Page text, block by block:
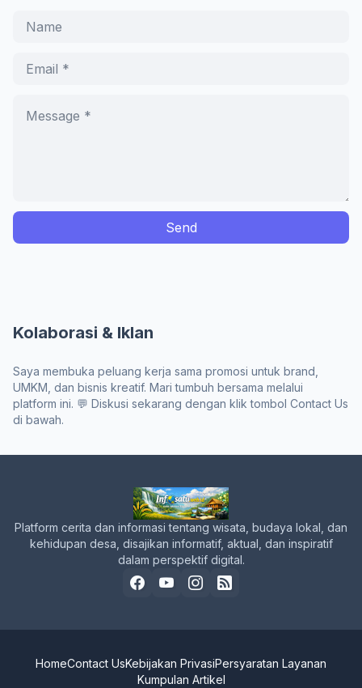
Kolaborasi & Iklan
Saya membuka peluang kerja sama promosi untuk brand,
UMKM, dan bisnis kreatif. Mari tumbuh bersama melalui
platform ini. 💬 Diskusi sekarang dengan klik tombol Contact Us
di bawah.
Platform cerita dan informasi tentang wisata, budaya lokal, dan
kehidupan desa, disajikan informatif, aktual, dan inspiratif
dalam perspektif digital.
HomeContact UsKebijakan PrivasiPersyaratan Layanan
Kumpulan Artikel